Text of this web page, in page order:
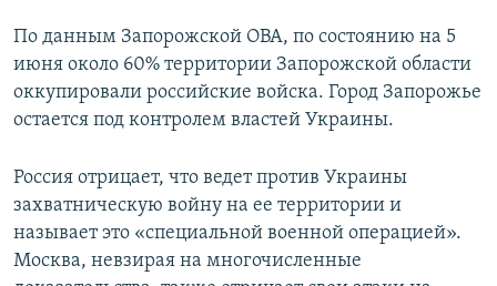
По данным Запорожской ОВА, по состоянию на 5
июня около 60% территории Запорожской области
оккупировали российские войска. Город Запорожье
остается под контролем властей Украины.
Россия отрицает, что ведет против Украины
захватническую войну на ее территории и
называет это «специальной военной операцией».
Москва, невзирая на многочисленные